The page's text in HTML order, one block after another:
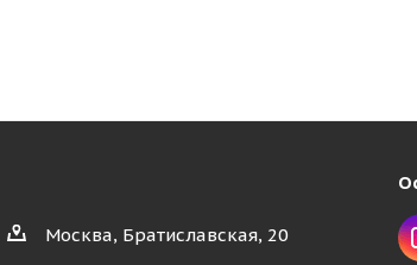
Москва, Братиславская, 20